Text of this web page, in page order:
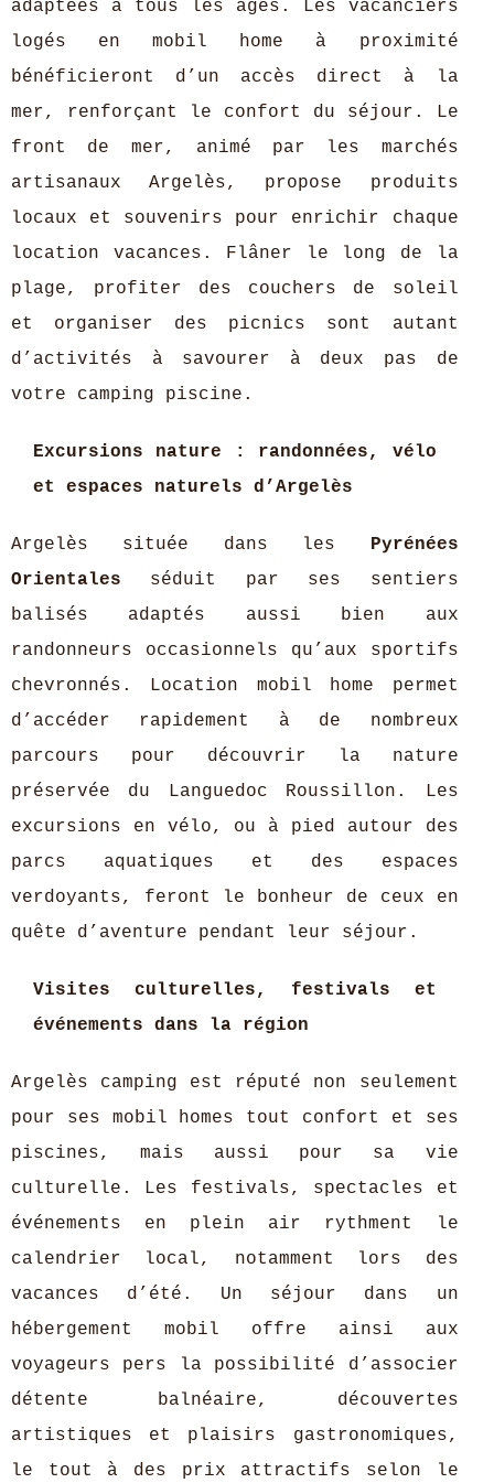
adaptées à tous les âges. Les vacanciers
logés en mobil home à proximité
bénéficieront d’un accès direct à la
mer, renforçant le confort du séjour. Le
front de mer, animé par les marchés
artisanaux Argelès, propose produits
locaux et souvenirs pour enrichir chaque
location vacances. Flâner le long de la
plage, profiter des couchers de soleil
et organiser des picnics sont autant
d’activités à savourer à deux pas de
votre camping piscine.
Excursions nature : randonnées, vélo
et espaces naturels d’Argelès
Argelès située dans les
Pyrénées
Orientales séduit par ses sentiers
balisés adaptés aussi bien aux
randonneurs occasionnels qu’aux sportifs
chevronnés. Location mobil home permet
d’accéder rapidement à de nombreux
parcours pour découvrir la nature
préservée du Languedoc Roussillon. Les
excursions en vélo, ou à pied autour des
parcs aquatiques et des espaces
verdoyants, feront le bonheur de ceux en
quête d’aventure pendant leur séjour.
Visites culturelles, festivals et
événements dans la région
Argelès camping est réputé non seulement
pour ses mobil homes tout confort et ses
piscines, mais aussi pour sa vie
culturelle. Les festivals, spectacles et
événements en plein air rythment le
calendrier local, notamment lors des
vacances d’été. Un séjour dans un
hébergement mobil offre ainsi aux
voyageurs pers la possibilité d’associer
détente balnéaire, découvertes
artistiques et plaisirs gastronomiques,
le tout à des prix attractifs selon le